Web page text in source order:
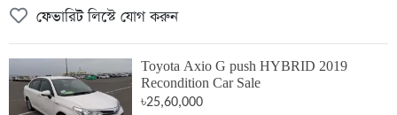
ফেভারিট লিস্টে যোগ করুন
Toyota Axio G push HYBRID 2019
Recondition Car Sale
৳25,60,000